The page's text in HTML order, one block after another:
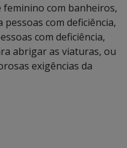
com banheiros,
com deficiência,
com deficiência,
abrigar as viaturas, ou
exigências da